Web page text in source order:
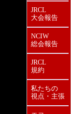
JRCL
大会報告
NCIW
総会報告
JRCL
規約
私たちの
視点・主張